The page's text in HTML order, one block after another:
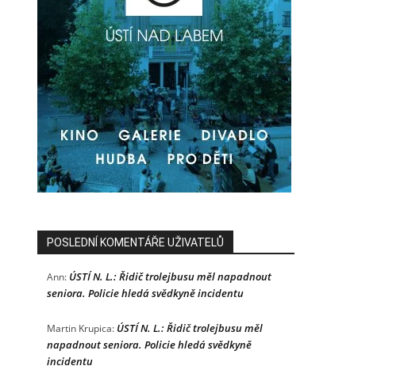
POSLEDNÍ KOMENTÁŘE UŽIVATELŮ
Ann: ÚSTÍ N. L.: Řidič trolejbusu měl napadnout
seniora. Policie hledá svědkyně incidentu
Martin Krupica: ÚSTÍ N. L.: Řidič trolejbusu měl
napadnout seniora. Policie hledá svědkyně
incidentu